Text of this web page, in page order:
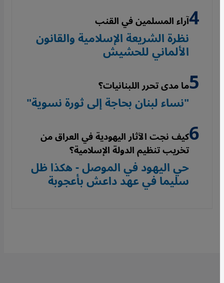
آراء المسلمين في القنب
نظرة الشريعة الإسلامية والقانون
الألماني للحشيش
ما مدى تحرر اللبنانيات؟
"نساء لبنان بحاجة إلى ثورة نسوية"
كيف نجت الآثار اليهودية في العراق من
تخريب تنظيم الدولة الإسلامية؟
حي اليهود في الموصل - هكذا ظل
سليما في عهد داعش بأعجوبة